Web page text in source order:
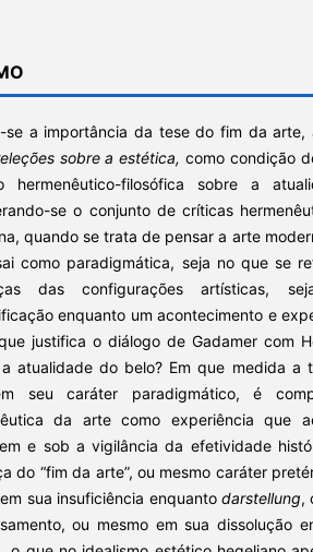
se a importância da tese do fim da arte,
sobre a estética, como condição
hermenêutico-filosófica sobre a
se o conjunto de críticas
quando se trata de pensar a arte
como paradigmática, seja no que se
das configurações artísticas,
enquanto um acontecimento e
justifica o diálogo de Gadamer com
atualidade do belo? Em que medida a
seu caráter paradigmático, é
da arte como experiência que
e sob a vigilância da efetividade
do “fim da arte”, ou mesmo caráter
sua insuficiência enquanto darstellung,
ou mesmo em sua dissolução